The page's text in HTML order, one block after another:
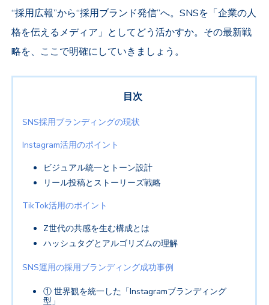
“採用広報”から“採用ブランド発信”へ。SNSを「企業の人
格を伝えるメディア」としてどう活かすか。その最新戦
略を、ここで明確にしていきましょう。
目次
SNS採用ブランディングの現状
Instagram活用のポイント
ビジュアル統一とトーン設計
リール投稿とストーリーズ戦略
TikTok活用のポイント
Z世代の共感を生む構成とは
ハッシュタグとアルゴリズムの理解
SNS運用の採用ブランディング成功事例
①世界観を統一した「Instagramブランディング
型」